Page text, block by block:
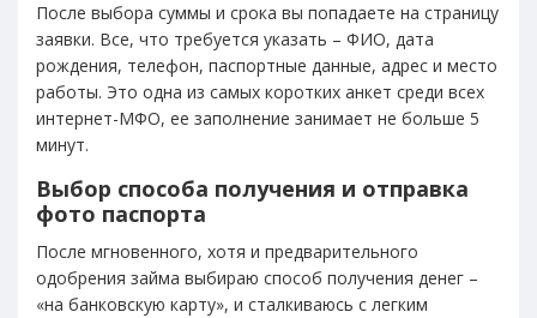
После выбора суммы и срока вы попадаете на страницу
заявки. Все, что требуется указать – ФИО, дата
рождения, телефон, паспортные данные, адрес и место
работы. Это одна из самых коротких анкет среди всех
интернет-МФО, ее заполнение занимает не больше 5
минут.
Выбор способа получения и отправка
фото паспорта
После мгновенного, хотя и предварительного
одобрения займа выбираю способ получения денег –
«на банковскую карту», и сталкиваюсь с легким